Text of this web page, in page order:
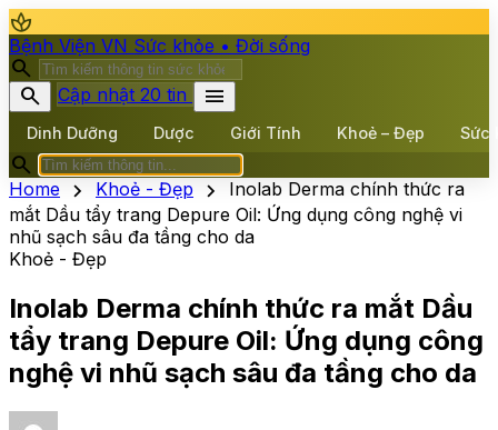
spa
Bệnh Viện VN Sức khỏe • Đời sống
search
search
Cập nhật 20 tin menu
Dinh Dưỡng Dược Giới Tính Khoẻ – Đẹp Sức
search
Home chevron_right Khoẻ - Đẹp chevron_right
Inolab Derma chính thức ra
mắt Dầu tẩy trang Depure Oil: Ứng dụng công nghệ vi
nhũ sạch sâu đa tầng cho da
Khoẻ - Đẹp
Inolab Derma chính thức ra mắt Dầu
tẩy trang Depure Oil: Ứng dụng công
nghệ vi nhũ sạch sâu đa tầng cho da